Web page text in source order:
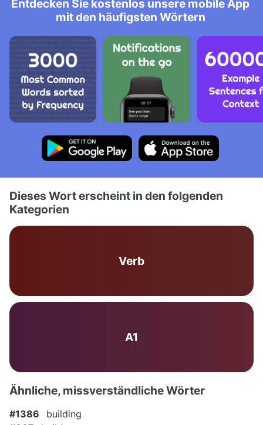
Entdecken Sie kostenlos unsere mobile App
mit den häufigsten Wörtern
Dieses Wort erscheint in den folgenden
Kategorien
Verb
A1
Ähnliche, missverständliche Wörter
#1386
building